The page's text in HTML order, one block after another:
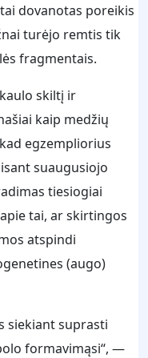
dovanotas poreikis
turėjo remtis tik
fragmentais.
skiltį ir
kaip medžių
egzempliorius
suaugusiojo
tiesiogiai
tai, ar skirtingos
atspindi
(augo)
siekiant suprasti
formavimąsi“, —